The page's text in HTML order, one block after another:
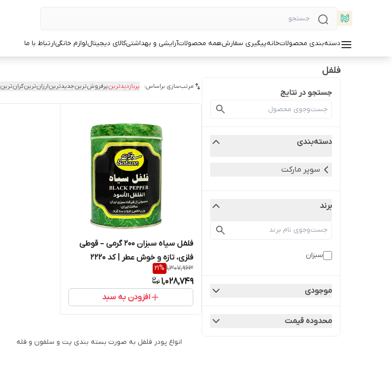
دسته‌بندی محصولاتخانهپیگیری سفارشهمه محصولاتآرایشی و بهداشتیکالای دیجیتاللوازم خانگیارتباط با ما
فلفل
جستجو در نتایج
دسته‌بندی
سوپر مارکت
برند
سبزان
موجودی
محدوده قیمت
مرتب‌سازی براساس: پربازدیدترینپرفروش‌ترینجدیدترینارزان‌ترینگران‌ترین
فلفل سیاه سبزان 200 گرمی – قوطی
فلزی، تازه و خوش عطر | کد 2220
1,307,963
21%
1,028,749
افزودن به سبد
انواع پودر فلفل به صورت بسته بندی پت و سلفون و فله